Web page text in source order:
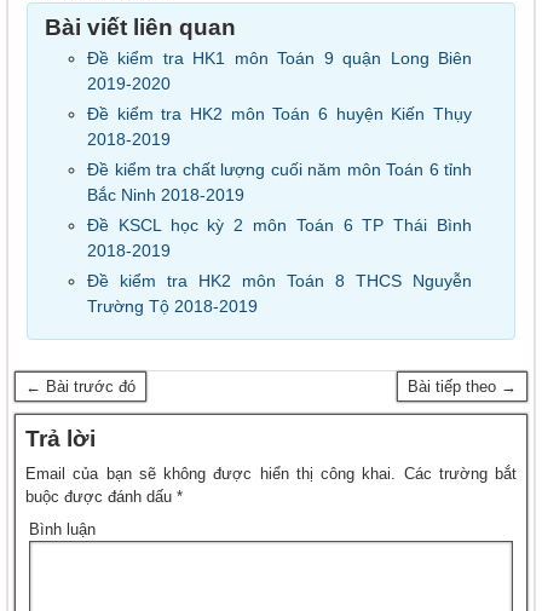
Bài viết liên quan
Đề kiểm tra HK1 môn Toán 9 quận Long Biên
2019-2020
Đề kiểm tra HK2 môn Toán 6 huyện Kiến Thụy
2018-2019
Đề kiểm tra chất lượng cuối năm môn Toán 6 tỉnh
Bắc Ninh 2018-2019
Đề KSCL học kỳ 2 môn Toán 6 TP Thái Bình
2018-2019
Đề kiểm tra HK2 môn Toán 8 THCS Nguyễn
Trường Tộ 2018-2019
← Bài trước đó Bài tiếp theo →
Trả lời
Email của bạn sẽ không được hiển thị công khai. Các trường bắt
buộc được đánh dấu *
Bình luận